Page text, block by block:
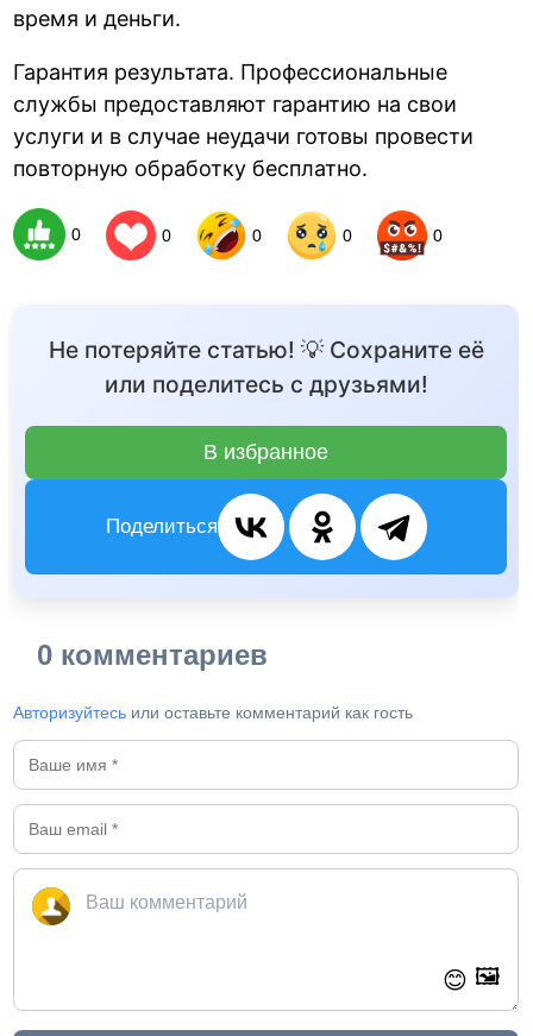
время и деньги.
Гарантия результата. Профессиональные
службы предоставляют гарантию на свои
услуги и в случае неудачи готовы провести
повторную обработку бесплатно.
0 0 0 0 0
Не потеряйте статью! 💡 Сохраните её
или поделитесь с друзьями!
В избранное
Поделиться
0 комментариев
Авторизуйтесь или оставьте комментарий как гость
😊 🖼️